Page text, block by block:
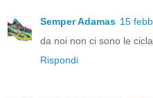
Semper Adamas 15
da noi non ci sono le
Rispondi